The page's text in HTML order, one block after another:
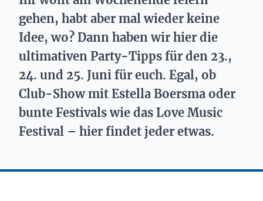
gehen, habt aber mal wieder keine
Idee, wo? Dann haben wir hier die
ultimativen Party-Tipps für den 23.,
24. und 25. Juni für euch. Egal, ob
Club-Show mit Estella Boersma oder
bunte Festivals wie das Love Music
Festival – hier findet jeder etwas.